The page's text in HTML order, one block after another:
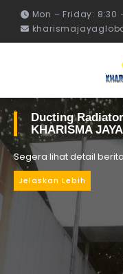
Mon – Friday: 8:30
Ducting
KHARISMA
Segera lihat detail
Jelaskan Lebih